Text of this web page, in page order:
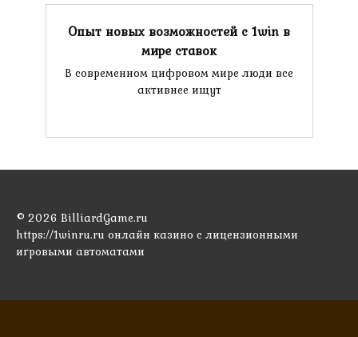
Опыт новых возможностей с 1win в
мире ставок
В современном цифровом мире люди все
активнее ищут
© 2026 BilliardGame.ru
https://1winru.ru онлайн казино с лицензионными
игровыми автоматами